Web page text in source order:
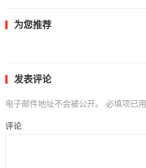
为您推荐
发表评论
电子邮件地址不会被公开。 必填项已用
评论